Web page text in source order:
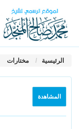
الرئيسية مختارات
المشاهدة